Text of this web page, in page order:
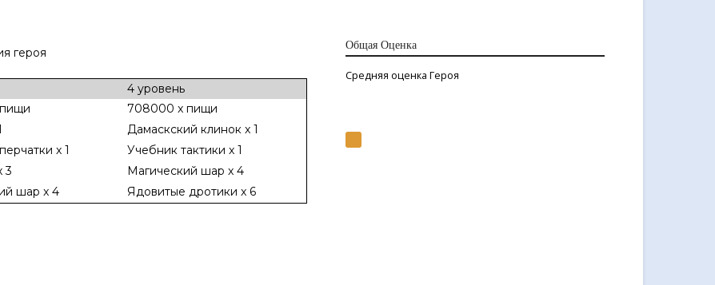
героя
4 уровень
708000 x пищи
Дамаскский клинок x 1
x 1
Учебник тактики x 1
3
Магический шар x 4
шар x 4
Ядовитые дротики x 6
Общая Оценка
Средняя оценка Героя